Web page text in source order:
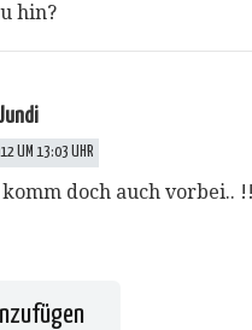
hin?
UM 13:03 UHR
doch auch vorbei..